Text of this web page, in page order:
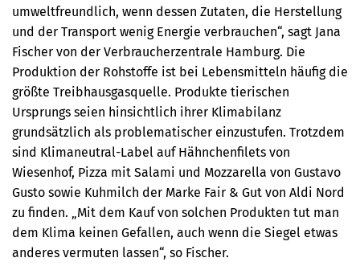
umweltfreundlich, wenn dessen Zutaten, die Herstellung
und der Transport wenig Energie verbrauchen“, sagt Jana
Fischer von der Verbraucherzentrale Hamburg. Die
Produktion der Rohstoffe ist bei Lebensmitteln häufig die
größte Treibhausgasquelle. Produkte tierischen
Ursprungs seien hinsichtlich ihrer Klimabilanz
grundsätzlich als problematischer einzustufen. Trotzdem
sind Klimaneutral-Label auf Hähnchenfilets von
Wiesenhof, Pizza mit Salami und Mozzarella von Gustavo
Gusto sowie Kuhmilch der Marke Fair & Gut von Aldi Nord
zu finden. „Mit dem Kauf von solchen Produkten tut man
dem Klima keinen Gefallen, auch wenn die Siegel etwas
anderes vermuten lassen“, so Fischer.